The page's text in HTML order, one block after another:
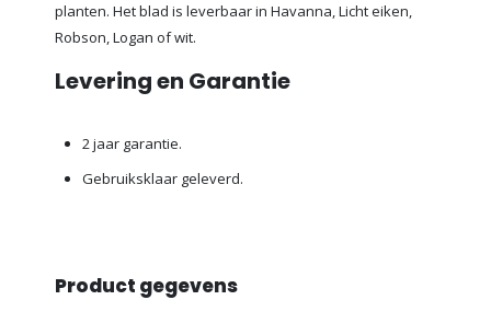
planten. Het blad is leverbaar in Havanna, Licht eiken,
Robson, Logan of wit.
Levering en Garantie
2 jaar garantie.
Gebruiksklaar geleverd.
Product gegevens